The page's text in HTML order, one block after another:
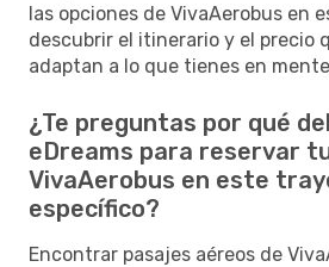
las opciones de VivaAerobus en
descubrir el itinerario y el precio
adaptan a lo que tienes en
¿Te preguntas por qué
eDreams para reservar
VivaAerobus en este
específico?
Encontrar pasajes aéreos de